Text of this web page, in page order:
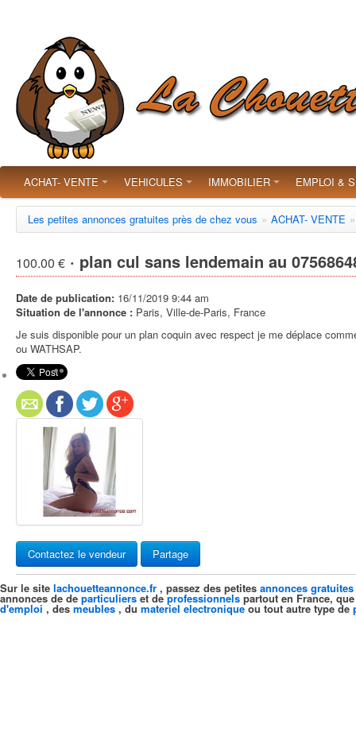
ACHAT- VENTE VEHICULES IMMOBILIER EMPLOI &
Les petites annonces gratuites près de chez vous » ACHAT- VENTE »
100.00 € · plan cul sans lendemain au
Date de publication: 16/11/2019 9:44 am
Situation de l'annonce : Paris, Ville-de-Paris, France
Je suis disponible pour un plan coquin avec respect je me déplace
ou WATHSAP.
Contactez le vendeur Partage
Sur le site lachouetteannonce.fr , passez des petites annonces gratuites
annonces de de particuliers et deprofessionnels partout en France,
d'emploi , des meubles , du materiel electroniqueou tout autre type de